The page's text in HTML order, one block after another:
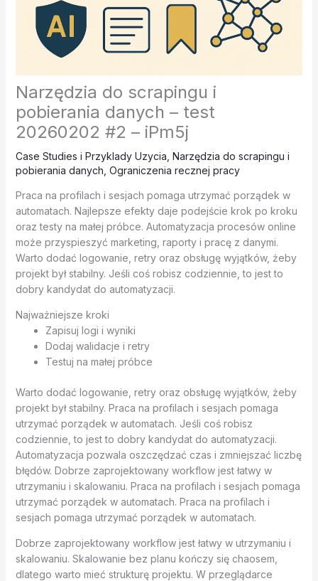
Narzędzia do scrapingu i
pobierania danych – test
20260202 #2 – iPm5j
Case Studies i Przyklady Uzycia Narzędzia do scrapingu i
pobierania danych Ograniczenia recznej pracy
Praca na profilach i sesjach pomaga utrzymać porządek w
automatach. Najlepsze efekty daje podejście krok po kroku
oraz testy na małej próbce. Automatyzacja procesów online
może przyspieszyć marketing, raporty i pracę z danymi.
Warto dodać logowanie, retry oraz obsługę wyjątków, żeby
projekt był stabilny. Jeśli coś robisz codziennie, to jest to
dobry kandydat do automatyzacji.
Najważniejsze kroki
Zapisuj logi i wyniki
Dodaj walidacje i retry
Testuj na małej próbce
Warto dodać logowanie, retry oraz obsługę wyjątków, żeby
projekt był stabilny. Praca na profilach i sesjach pomaga
utrzymać porządek w automatach. Jeśli coś robisz
codziennie, to jest to dobry kandydat do automatyzacji.
Automatyzacja pozwala oszczędzać czas i zmniejszać liczbę
błędów. Dobrze zaprojektowany workflow jest łatwy w
utrzymaniu i skalowaniu. Praca na profilach i sesjach pomaga
utrzymać porządek w automatach. Praca na profilach i
sesjach pomaga utrzymać porządek w automatach.
Dobrze zaprojektowany workflow jest łatwy w utrzymaniu i
skalowaniu. Skalowanie bez planu kończy się chaosem,
dlatego warto mieć strukturę projektu. W przeglądarce